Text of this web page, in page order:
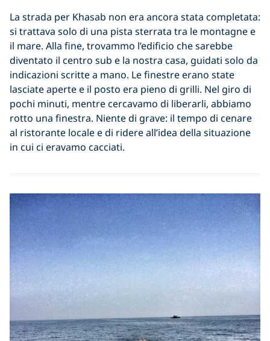
La strada per Khasab non era ancora stata completata:
si trattava solo di una pista sterrata tra le montagne e
il mare. Alla fine, trovammo l’edificio che sarebbe
diventato il centro sub e la nostra casa, guidati solo da
indicazioni scritte a mano. Le finestre erano state
lasciate aperte e il posto era pieno di grilli. Nel giro di
pochi minuti, mentre cercavamo di liberarli, abbiamo
rotto una finestra. Niente di grave: il tempo di cenare
al ristorante locale e di ridere all’idea della situazione
in cui ci eravamo cacciati.